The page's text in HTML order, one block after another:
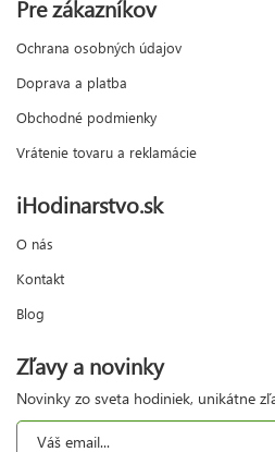
Pre zákazníkov
Ochrana osobných údajov
Doprava a platba
Obchodné podmienky
Vrátenie tovaru a reklamácie
iHodinarstvo.sk
O nás
Kontakt
Blog
Zľavy a novinky
Novinky zo sveta hodiniek, unikátne